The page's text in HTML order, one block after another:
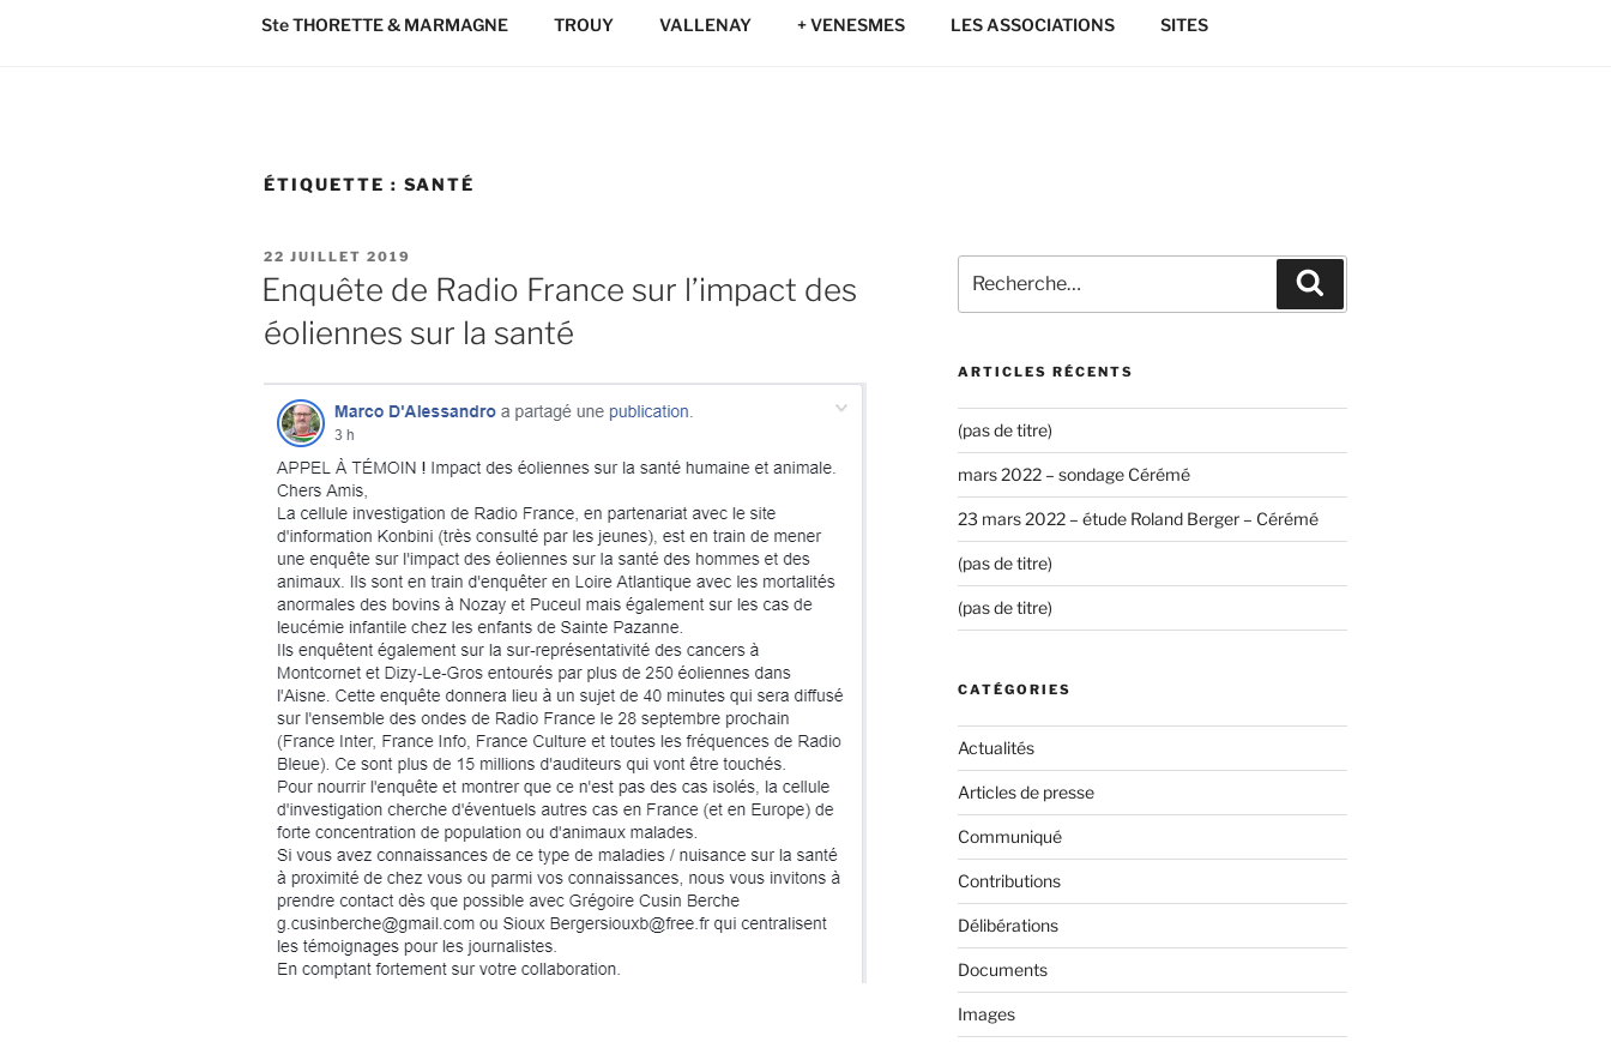
Ste THORETTE & MARMAGNE TROUY VALLENAY + VENESMES LES ASSOCIATIONS SITES
ÉTIQUETTE : SANTÉ
PUBLIÉ
LE
22 JUILLET 2019
Enquête de Radio France sur l’impact des
éoliennes sur la santé
pour
:
ARTICLES RÉCENTS
(pas de titre)
mars 2022 – sondage Cérémé
23 mars 2022 – étude Roland Berger – Cérémé
(pas de titre)
(pas de titre)
CATÉGORIES
Actualités
Articles de presse
Communiqué
Contributions
Délibérations
Documents
Images